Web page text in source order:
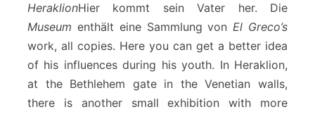
HeraklionHier kommt sein Vater her. Die
Museum enthält eine Sammlung vonEl Greco’s
work, all copies. Here you can get a better idea
of his influences during his youth. In Heraklion,
at the Bethlehem gate in the Venetian walls,
there is another small exhibition with more